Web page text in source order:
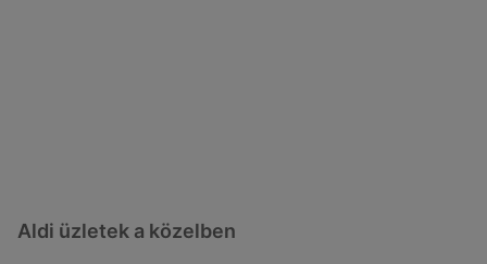
Aldi üzletek a közelben